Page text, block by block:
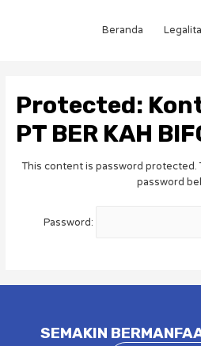
Beranda
Protected:
PT BER KAH
This content is password protected.
password
Password:
SEMAKIN